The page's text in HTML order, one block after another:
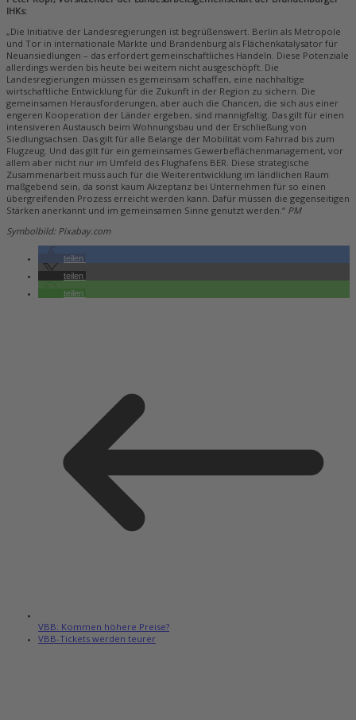
IHKs:
„Die Initiative der Landesregierungen ist begrüßenswert. Berlin als Metropole
und Tor in internationale Märkte und Brandenburg als Flächenkatalysator für
Neuansiedlungen – das erfordert gemeinschaftliches Handeln. Diese Potenziale
allerdings werden bis heute bei weitem nicht ausgeschöpft. Die
Landesregierungen müssen es gemeinsam schaffen, eine nachhaltige
wirtschaftliche Entwicklung für die Zukunft in der Region zu sichern. Die
gemeinsamen Herausforderungen, aber auch die Chancen, die sich aus einer
engeren Kooperation der Länder ergeben, sind mannigfaltig. Das gilt für einen
intensiveren Austausch beim Wohnungsbau und der Erschließung von
Siedlungsachsen. Das gilt für alle Belange der Mobilität vom Fahrrad bis zum
Flugzeug. Und das gilt für ein gemeinsames Gewerbeflächenmanagement, vor
allem aber nicht nur im Umfeld des Flughafens BER. Diese strategische
Zusammenarbeit muss auch für die Weiterentwicklung im ländlichen Raum
maßgebend sein, da sonst kaum Akzeptanz bei Unternehmen für so einen
übergreifenden Prozess erreicht werden kann. Dafür müssen die gegenseitigen
Stärken anerkannt und im gemeinsamen Sinne genutzt werden.“ PM
Symbolbild: Pixabay.com
teilen
teilen
teilen
VBB: Kommen höhere Preise?
VBB-Tickets werden teurer